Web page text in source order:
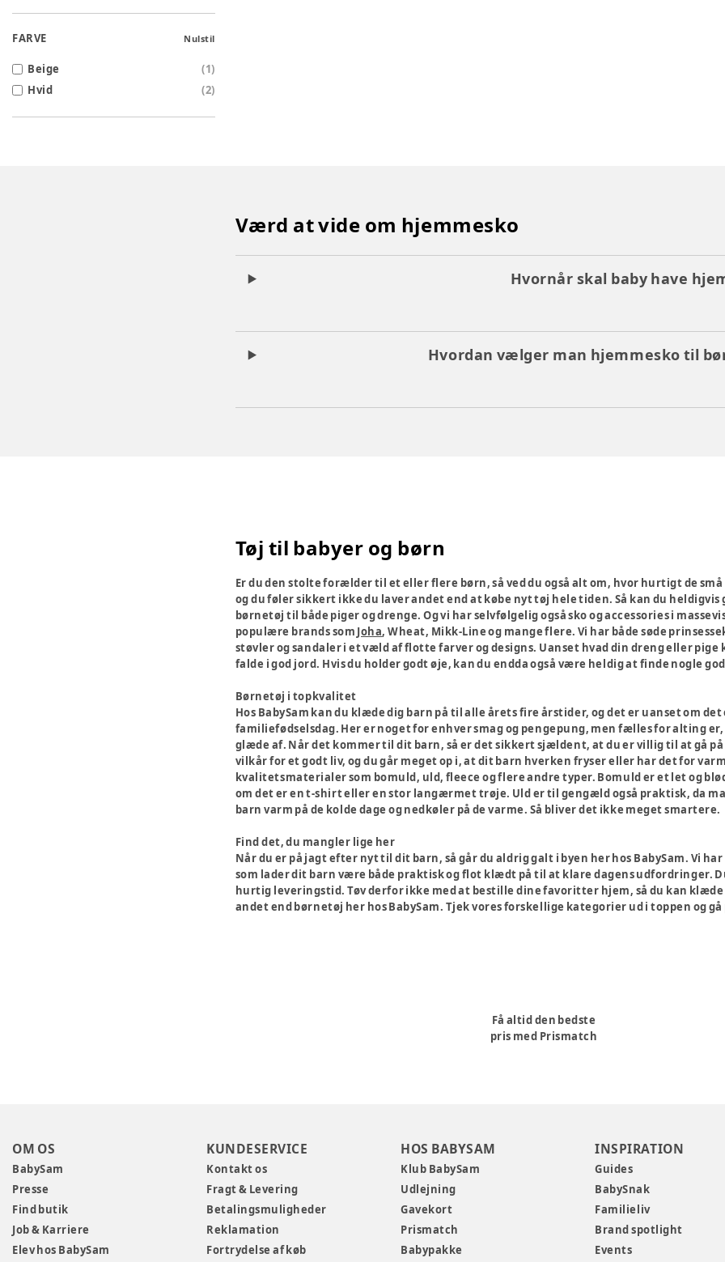
FARVE Nulstil
Beige (1)
Hvid
(2)
Værd at vide om hjemmesko
Hvornår skal baby have
Hvordan vælger man hjemmesko til
Tøj til babyer og børn
Er du den stolte forælder til et eller flere børn, så ved du også alt om, hvor hurtigt de
og du føler sikkert ikke du laver andet end at købe nyt tøj hele tiden. Så kan du
børnetøj til både piger og drenge. Og vi har selvfølgelig også sko og accessories i
populære brands som Joha, Wheat, Mikk-Line og mange flere. Vi har både søde
støvler og sandaler i et væld af flotte farver og designs. Uanset hvad din dreng eller
falde i god jord. Hvis du holder godt øje, kan du endda også være heldig at finde nogle
Børnetøj i topkvalitet
Hos BabySam kan du klæde dig barn på til alle årets fire årstider, og det er uanset om
familiefødselsdag. Her er noget for enhver smag og pengepung, men fælles for alting
glæde af. Når det kommer til dit barn, så er det sikkert sjældent, at du er villig til at gå
vilkår for et godt liv, og du går meget op i, at dit barn hverken fryser eller har det for
kvalitetsmaterialer som bomuld, uld, fleece og flere andre typer. Bomuld er et let og
om det er en t-shirt eller en stor langærmet trøje. Uld er til gengæld også praktisk, da
barn varm på de kolde dage og nedkøler på de varme. Så bliver det ikke meget smartere.
Find det, du mangler lige her
Når du er på jagt efter nyt til dit barn, så går du aldrig galt i byen her hos BabySam. Vi
som lader dit barn være både praktisk og flot klædt på til at klare dagens udfordringer.
hurtig leveringstid. Tøv derfor ikke med at bestille dine favoritter hjem, så du kan
andet end børnetøj her hos BabySam. Tjek vores forskellige kategorier ud i toppen og gå
Få altid den bedste
pris med Prismatch
OM OS
BabySam
Presse
Find butik
Job & Karriere
Elev hos BabySam
KUNDESERVICE
Kontakt os
Fragt & Levering
Betalingsmuligheder
Reklamation
Fortrydelse af køb
HOS BABYSAM
Klub BabySam
Udlejning
Gavekort
Prismatch
Babypakke
INSPIRATION
Guides
BabySnak
Familieliv
Brand spotlight
Events